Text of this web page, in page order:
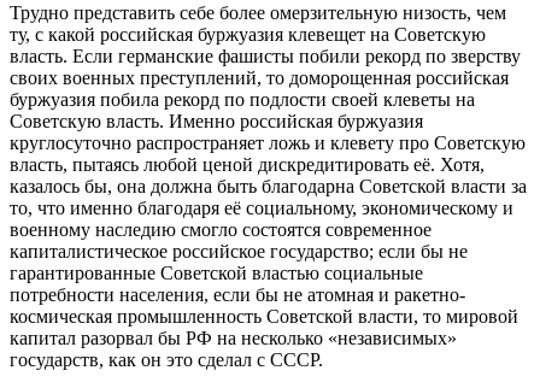
Трудно представить себе более омерзительную низость, чем
ту, с какой российская буржуазия клевещет на Советскую
власть. Если германские фашисты побили рекорд по зверству
своих военных преступлений, то доморощенная российская
буржуазия побила рекорд по подлости своей клеветы на
Советскую власть. Именно российская буржуазия
круглосуточно распространяет ложь и клевету про Советскую
власть, пытаясь любой ценой дискредитировать её. Хотя,
казалось бы, она должна быть благодарна Советской власти за
то, что именно благодаря её социальному, экономическому и
военному наследию смогло состоятся современное
капиталистическое российское государство; если бы не
гарантированные Советской властью социальные
потребности населения, если бы не атомная и ракетно-
космическая промышленность Советской власти, то мировой
капитал разорвал бы РФ на несколько «независимых»
государств, как он это сделал с СССР.